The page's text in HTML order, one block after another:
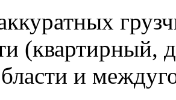
(квартирный,
и